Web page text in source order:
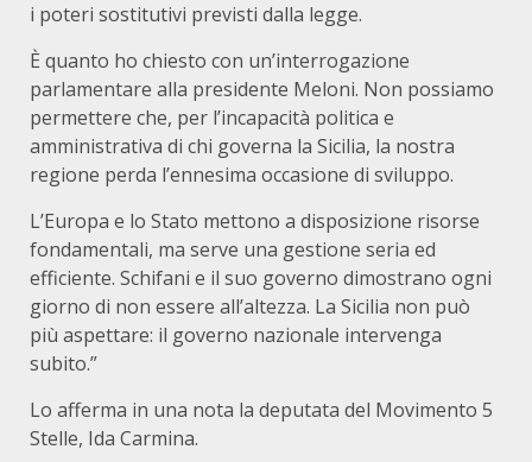
i poteri sostitutivi previsti dalla legge.
È quanto ho chiesto con un’interrogazione
parlamentare alla presidente Meloni. Non possiamo
permettere che, per l’incapacità politica e
amministrativa di chi governa la Sicilia, la nostra
regione perda l’ennesima occasione di sviluppo.
L’Europa e lo Stato mettono a disposizione risorse
fondamentali, ma serve una gestione seria ed
efficiente. Schifani e il suo governo dimostrano ogni
giorno di non essere all’altezza. La Sicilia non può
più aspettare: il governo nazionale intervenga
subito.”
Lo afferma in una nota la deputata del Movimento 5
Stelle, Ida Carmina.